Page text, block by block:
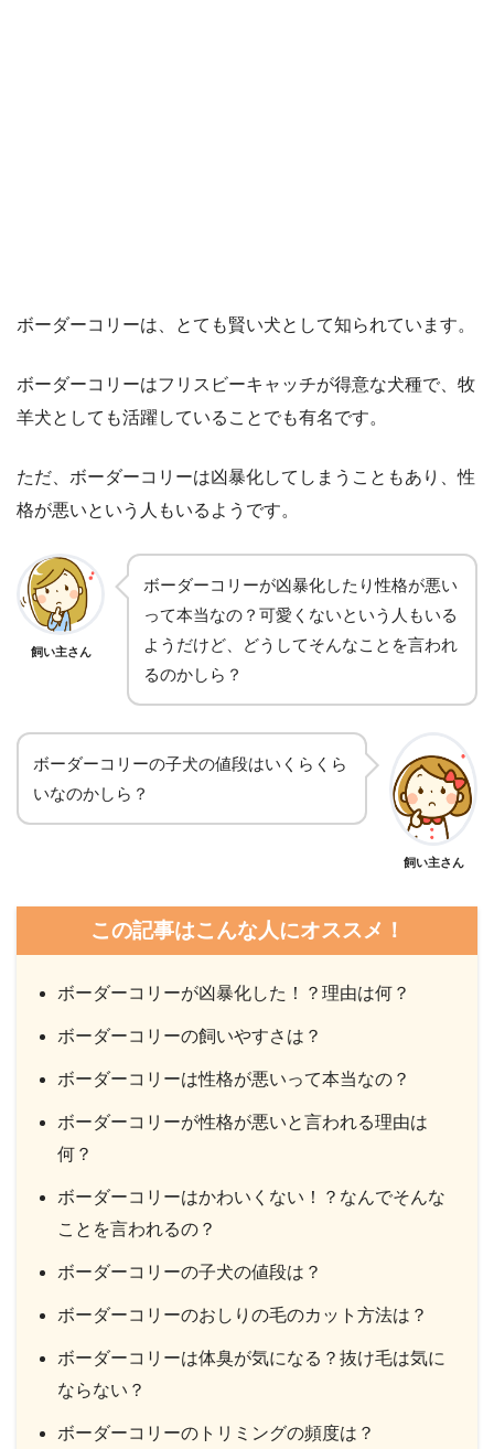
ボーダーコリーは、とても賢い犬として知られています。
ボーダーコリーはフリスビーキャッチが得意な犬種で、牧
羊犬としても活躍していることでも有名です。
ただ、ボーダーコリーは凶暴化してしまうこともあり、性
格が悪いという人もいるようです。
飼い主さん
ボーダーコリーが凶暴化したり性格が悪い
って本当なの？可愛くないという人もいる
ようだけど、どうしてそんなことを言われ
るのかしら？
ボーダーコリーの子犬の値段はいくらくら
いなのかしら？
飼い主さん
この記事はこんな人にオススメ！
ボーダーコリーが凶暴化した！？理由は何？
ボーダーコリーの飼いやすさは？
ボーダーコリーは性格が悪いって本当なの？
ボーダーコリーが性格が悪いと言われる理由は
何？
ボーダーコリーはかわいくない！？なんでそんな
ことを言われるの？
ボーダーコリーの子犬の値段は？
ボーダーコリーのおしりの毛のカット方法は？
ボーダーコリーは体臭が気になる？抜け毛は気に
ならない？
ボーダーコリーのトリミングの頻度は？